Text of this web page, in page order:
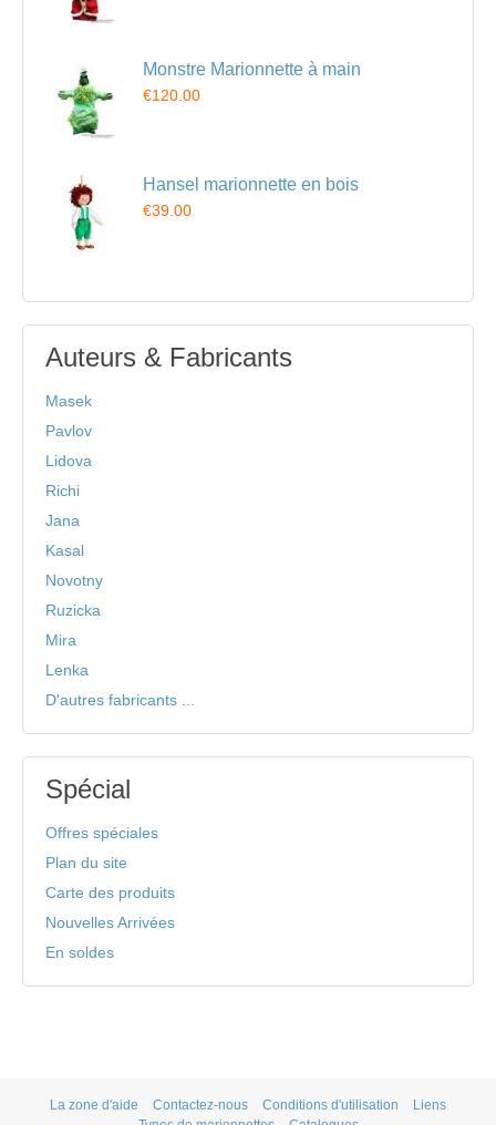
Monstre Marionnette à main
€120.00
Hansel marionnette en bois
€39.00
Auteurs & Fabricants
Masek
Pavlov
Lidova
Richi
Jana
Kasal
Novotny
Ruzicka
Mira
Lenka
D'autres fabricants ...
Spécial
Offres spéciales
Plan du site
Carte des produits
Nouvelles Arrivées
En soldes
La zone d'aide Contactez-nous Conditions d'utilisation
Liens